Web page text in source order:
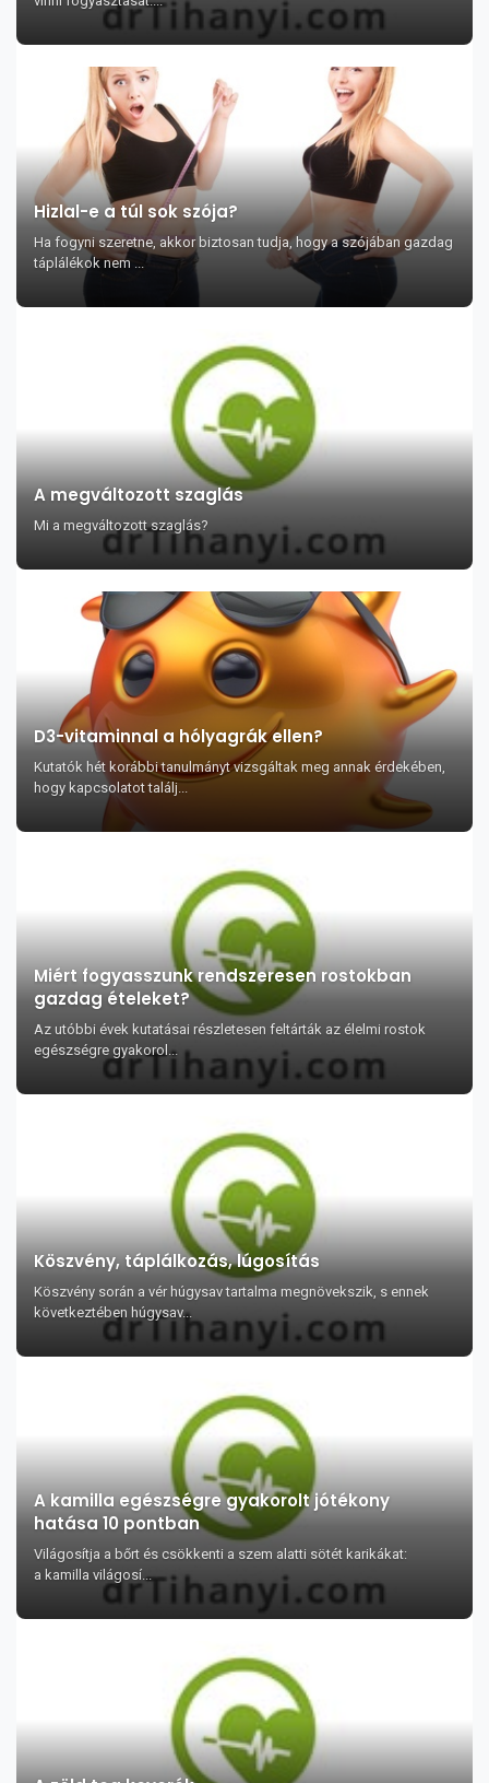
Hizlal-e a túl sok szója?
Ha fogyni szeretne, akkor biztosan tudja, hogy a szójában gazdag
táplálékok nem ...
A megváltozott szaglás
Mi a megváltozott szaglás?
D3-vitaminnal a hólyagrák ellen?
Kutatók hét korábbi tanulmányt vizsgáltak meg annak érdekében,
hogy kapcsolatot találj...
Miért fogyasszunk rendszeresen rostokban
gazdag ételeket?
Az utóbbi évek kutatásai részletesen feltárták az élelmi rostok
egészségre gyakorol...
Köszvény, táplálkozás, lúgosítás
Köszvény során a vér húgysav tartalma megnövekszik, s ennek
következtében húgysav...
A kamilla egészségre gyakorolt jótékony
hatása 10 pontban
Világosítja a bőrt és csökkenti a szem alatti sötét karikákat:
a kamilla világosí...